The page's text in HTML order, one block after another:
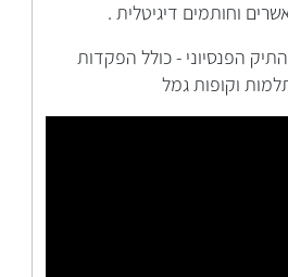
וחותמים דיגיטלית .
הפנסיוני - כולל הפקדות